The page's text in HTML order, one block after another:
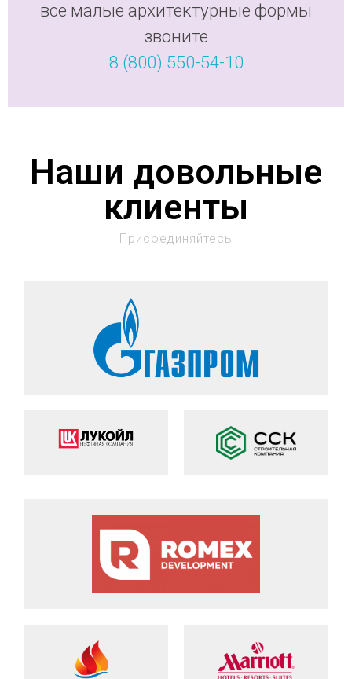
все малые архитектурные формы
звоните
8 (800) 550-54-10
Наши довольные
клиенты
Присоединяйтесь